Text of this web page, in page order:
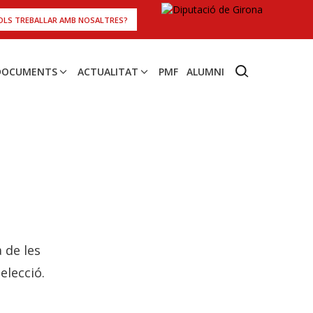
TREBALLAR AMB NOSALTRES?
ACTUALITAT PMF ALUMNI
de les